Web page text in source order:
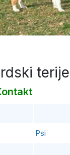
Psi